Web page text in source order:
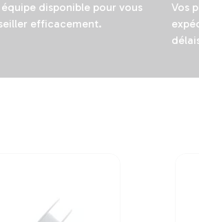
équipe disponible pour vous
efficacement.
Vos